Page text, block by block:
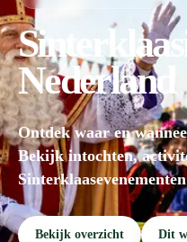
Nederland
Ontdek waar en
Bekijk intochten,
Bekijk overzicht Dit